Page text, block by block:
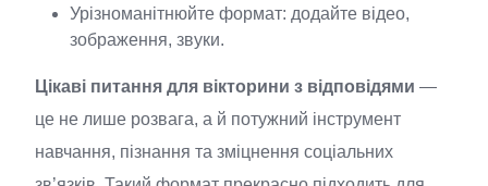
Урізноманітнюйте формат: додайте відео,
зображення, звуки.
Цікаві питання для вікторини з відповідями —
це не лише розвага, а й потужний інструмент
навчання, пізнання та зміцнення соціальних